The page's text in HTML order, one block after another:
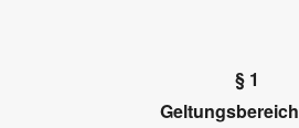
§ 1
Geltungsbereich